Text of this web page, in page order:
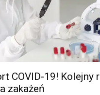
COVID-19! Kolejny
zakażeń